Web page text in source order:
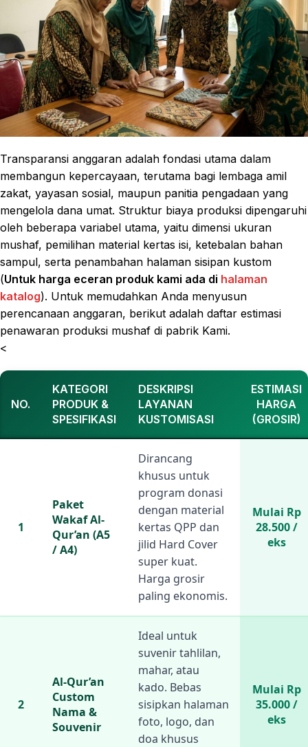
Transparansi anggaran adalah fondasi utama dalam
membangun kepercayaan, terutama bagi lembaga amil
zakat, yayasan sosial, maupun panitia pengadaan yang
mengelola dana umat. Struktur biaya produksi dipengaruhi
oleh beberapa variabel utama, yaitu dimensi ukuran
mushaf, pemilihan material kertas isi, ketebalan bahan
sampul, serta penambahan halaman sisipan kustom
(Untuk harga eceran produk kami ada di halaman
katalog). Untuk memudahkan Anda menyusun
perencanaan anggaran, berikut adalah daftar estimasi
penawaran produksi mushaf di pabrik Kami.
<
NO.
KATEGORI
PRODUK &
SPESIFIKASI
DESKRIPSI
LAYANAN
KUSTOMISASI
ESTIMASI
HARGA
(GROSIR)
1
Paket
Wakaf Al-
Qur’an (A5
/ A4)
Dirancang
khusus untuk
program donasi
dengan material
kertas QPP dan
jilid Hard Cover
super kuat.
Harga grosir
paling ekonomis.
Mulai Rp
28.500 /
eks
2
Al-Qur’an
Custom
Nama &
Souvenir
Ideal untuk
suvenir tahlilan,
mahar, atau
kado. Bebas
sisipkan halaman
foto, logo, dan
doa khusus
Mulai Rp
35.000 /
eks